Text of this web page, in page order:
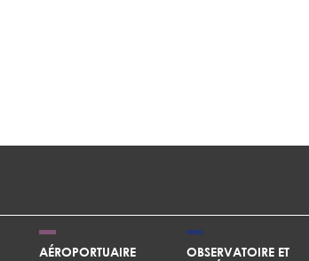
AÉROPORTUAIRE
OBSERVATOIRE ET